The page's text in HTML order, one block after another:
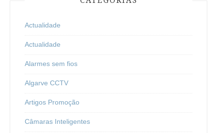
Actualidade
Actualidade
Alarmes sem fios
Algarve CCTV
Artigos Promoção
Câmaras Inteligentes